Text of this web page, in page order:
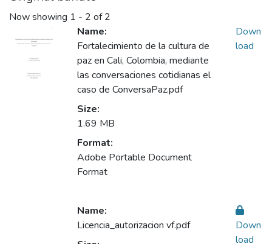
Now showing 1 - 2 of 2
Name:
Fortalecimiento de la cultura de
paz en Cali, Colombia, mediante
las conversaciones cotidianas el
caso de ConversaPaz.pdf
Size:
1.69 MB
Format:
Adobe Portable Document
Format
Down
load
Name:
Licencia_autorizacion vf.pdf
Down
load